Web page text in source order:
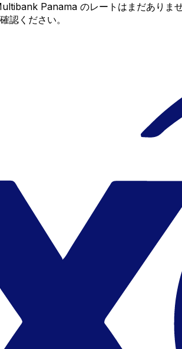
Panama のレートはまだありま
認ください。